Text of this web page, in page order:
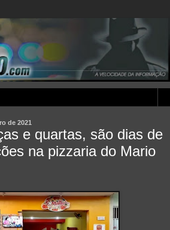
de 2021
e quartas, são dias de
na pizzaria do Mario